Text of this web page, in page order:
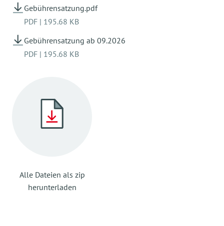
Betriebsausflug
23.08.2027-05.09.2027 Schließzeit -
Sommerferien
13.09.2027 Schließtag - Team-Tag
24.12.2027-31.12.2027 Schließzeit -
Weihnachtsferien
in Planung.
Gebührensatzung.pdf
PDF | 195.68 KB
Gebührensatzung ab 09.2026
PDF | 195.68 KB
Alle Dateien als zip
herunterladen